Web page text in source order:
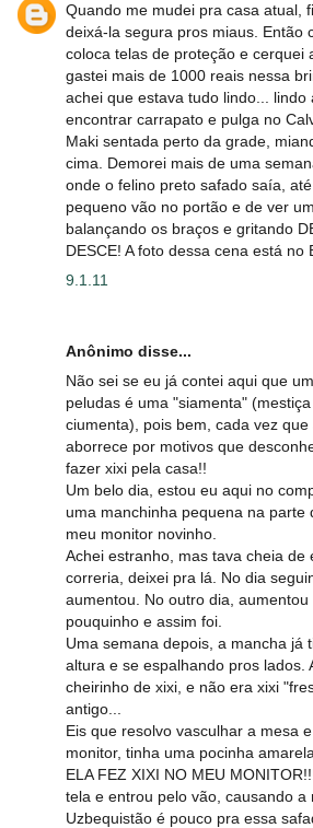
Quando me mudei pra casa atual,
deixá-la segura pros miaus. Então
coloca telas de proteção e cerquei
gastei mais de 1000 reais nessa
achei que estava tudo lindo... lindo
encontrar carrapato e pulga no
Maki sentada perto da grade,
cima. Demorei mais de uma
onde o felino preto safado saía,
pequeno vão no portão e de ver
balançando os braços e gritando
DESCE! A foto dessa cena está no
9.1.11
Anônimo disse...
Não sei se eu já contei aqui que
peludas é uma "siamenta"
ciumenta), pois bem, cada vez
aborrece por motivos que
fazer xixi pela casa!!
Um belo dia, estou eu aqui no
uma manchinha pequena na parte
meu monitor novinho.
Achei estranho, mas tava cheia de
correria, deixei pra lá. No dia
aumentou. No outro dia, aumentou
pouquinho e assim foi.
Uma semana depois, a mancha já
altura e se espalhando pros lados.
cheirinho de xixi, e não era xixi
antigo...
Eis que resolvo vasculhar a mesa
monitor, tinha uma pocinha
ELA FEZ XIXI NO MEU
tela e entrou pelo vão, causando a
Uzbequistão é pouco pra essa